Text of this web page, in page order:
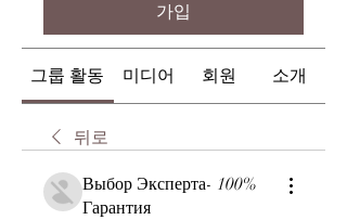
가입
그룹 활동 미디어 회원 소개
뒤로
Выбор Эксперта- 100%
Гарантия